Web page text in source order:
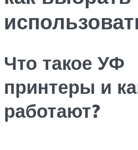
Что такое УФ
принтеры и
работают?